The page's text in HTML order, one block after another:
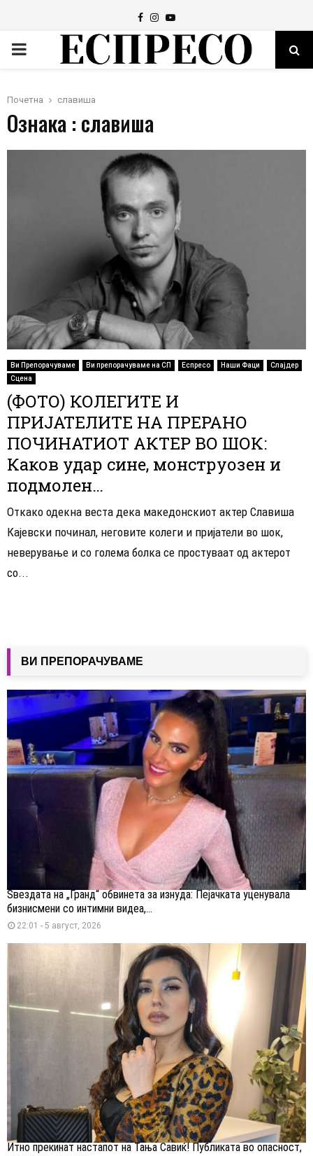
Facebook
Instagram
Youtube
PRIMARY
Почетна славиша
Ознака : славиша
Ви Препорачуваме Ви препорачуваме на СП Еспресо Наши Фаци
Слајдер
Сцена
(ФОТО) КОЛЕГИТЕ И
ПРИЈАТЕЛИТЕ НА ПРЕРАНО
ПОЧИНАТИОТ АКТЕР ВО ШОК:
Каков удар сине, монструозен и
подмолен…
Откако одекна веста дека македонскиот актер Славиша
Кајевски починал, неговите колеги и пријатели во шок,
неверување и со голема болка се простуваат од актерот
со...
ВИ ПРЕПОРАЧУВАМЕ
Ѕвездата на „Гранд“ обвинета за изнуда: Пејачката уценувала
бизнисмени со интимни видеа,...
22:01 - 5 август, 2026
Итно прекинат настапот на Тања Савиќ! Публиката во опасност,